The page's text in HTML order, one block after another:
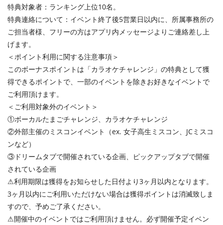
特典対象者：ランキング上位10名。
特典連絡について：イベント終了後5営業日以内に、所属事務所の
ご担当者様、フリーの方はアプリ内メッセージよりご連絡差し上
げます。
＜ポイント利用に関する注意事項＞
このボーナスポイントは「カラオケチャレンジ」の特典として獲
得できるポイントで、一部のイベントを除きお好きなイベントで
ご利用頂けます。
＜ご利用対象外のイベント＞
①ボーカルたまごチャレンジ、カラオケチャレンジ
②外部主催のミスコンイベント（ex. 女子高生ミスコン、JCミスコ
ンなど）
③ドリームタブで開催されている企画、ピックアップタブで開催
されている企画
⚠︎利用期限は獲得をお知らせした日付より3ヶ月以内となります。
3ヶ月以内にご利用いただけない場合は獲得ポイントは消滅致しま
すので、予めご了承ください。
⚠︎開催中のイベントではご利用頂けません。必ず開催予定イベン